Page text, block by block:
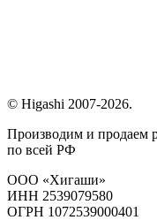
© Higashi 2007-2026.
Производим и продаем
по всей РФ
ООО «Хигаши»
ИНН 2539079580
ОГРН 1072539000401